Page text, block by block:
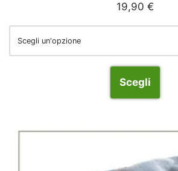
19,90 €
Scegli